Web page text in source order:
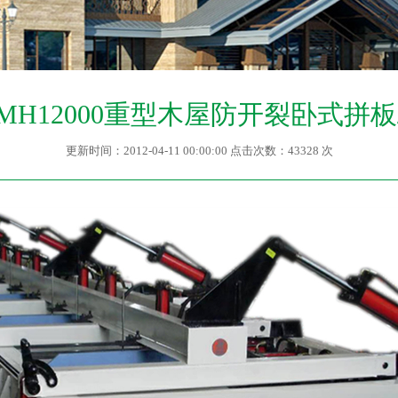
重型木屋防开裂卧式拼
更新时间：2012-04-11 00:00:00 点击次数：43328 次